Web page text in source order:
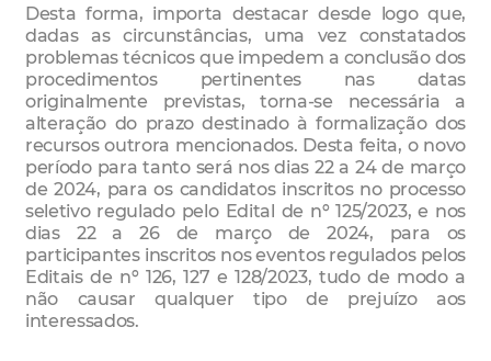
Desta forma, importa destacar desde logo que,
dadas as circunstâncias, uma vez constatados
problemas técnicos que impedem a conclusão dos
procedimentos pertinentes nas datas
originalmente previstas, torna-se necessária a
alteração do prazo destinado à formalização dos
recursos outrora mencionados. Desta feita, o novo
período para tanto será nos dias 22 a 24 de março
de 2024, para os candidatos inscritos no processo
seletivo regulado pelo Edital de nº 125/2023, e nos
dias 22 a 26 de março de 2024, para os
participantes inscritos nos eventos regulados pelos
Editais de nº 126, 127 e 128/2023, tudo de modo a
não causar qualquer tipo de prejuízo aos
interessados.